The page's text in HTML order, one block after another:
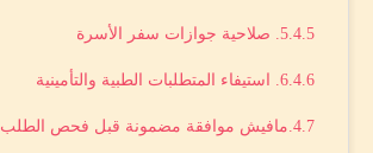
5. صلاحية جوازات سفر الأسرة
6. استيفاء المتطلبات الطبية والتأمينية
مافيش موافقة مضمونة قبل فحص الطلب